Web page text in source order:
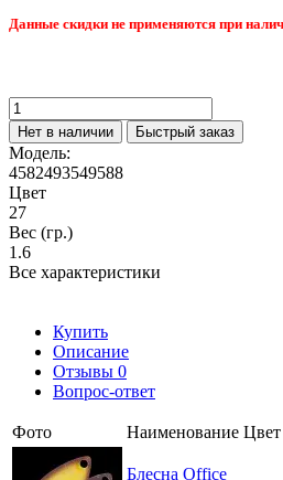
Данные скидки не применяются при
Нет в наличии Быстрый заказ
Модель:
4582493549588
Цвет
27
Вес (гр.)
1.6
Все характеристики
Купить
Описание
Отзывы 0
Вопрос-ответ
Фото Наименование Цвет
Блесна Office